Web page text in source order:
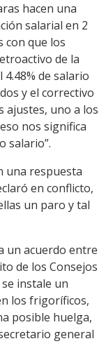
hacen una
salarial en 2
con que los
de la
de salario
y el correctivo
ajustes, uno a los
nos significa
salario”.
una respuesta
en conflicto,
un paro y tal
un acuerdo entre
de los Consejos
instale un
los frigoríficos,
posible huelga,
general